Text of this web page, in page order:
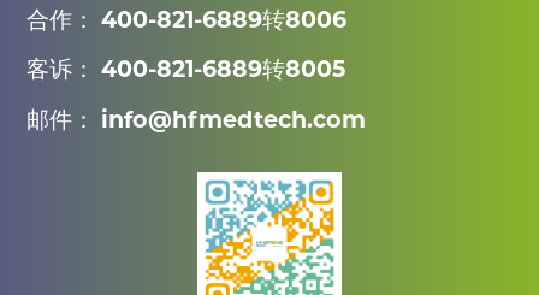
合作： 400-821-6889转8006
客诉： 400-821-6889转8005
邮件： info@hfmedtech.com